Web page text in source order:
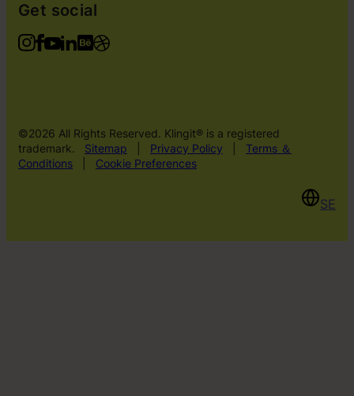
Get social
©2026 All Rights Reserved. Klingit® is a registered
trademark.
Sitemap Privacy Policy
Terms ＆
Conditions
Cookie Preferences
SE